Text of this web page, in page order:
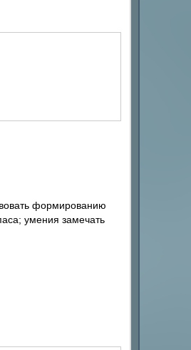
формированию
умения замечать